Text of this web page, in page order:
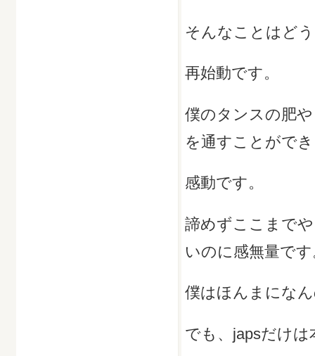
そんなことはど
再始動です。
僕のタンスの肥
を通すことがで
感動です。
諦めずここまで
いのに感無量です
僕はほんまにな
でも、japsだけ